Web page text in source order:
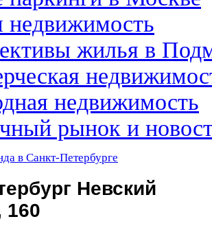
жилья в
недвижимость
рынок и
в Санкт-Петербурге
Невский
160